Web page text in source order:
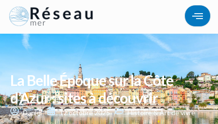
La Belle Époque sur la Côte
d’Azur : sites à découvrir
Daniel 12 octobre 2025 Histoire & Art de vivre